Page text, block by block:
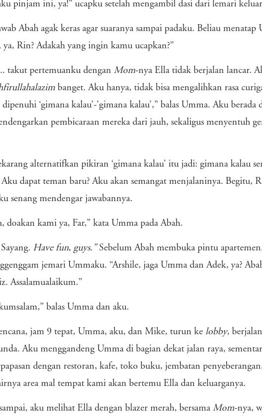
pinjam ini, ya!” ucapku setelah mengambil dasi dari lemari
Abah agak keras agar suaranya sampai padaku. Beliau menatap
ya, Rin? Adakah yang ingin kamu ucapkan?”
takut pertemuanku dengan Mom-nya Ella tidak berjalan lancar.
banget. Aku hanya, tidak bisa mengalihkan rasa
‘gimana kalau’-’gimana kalau’,” balas Umma. Aku
pembicaraan mereka dari jauh, sekaligus menyentuh
alternatifkan pikiran ‘gimana kalau’ itu jadi: gimana kalau
Aku dapat teman baru? Aku akan semangat menjalaninya. Begitu,
senang mendengar jawabannya.
doakan kami ya, Far,” kata Umma pada Abah.
Have fun, guys.” Sebelum Abah membuka pintu
jemari Ummaku. “Arshile, jaga Umma dan Adek, ya?
Assalamualaikum.”
balas Umma dan aku.
jam 9 tepat, Umma, aku, dan Mike, turun ke lobby,
Aku menggandeng Umma di bagian dekat jalan raya,
dengan restoran, kafe, toko buku, jembatan
area mal tempat kami akan bertemu Ella dan keluarganya.
aku melihat Ella dengan blazer merah, bersama Mom-nya,